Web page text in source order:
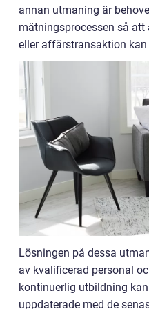
annan utmaning är
mätningsprocessen så
eller affärstransaktion
Lösningen på dessa
av kvalificerad personal
kontinuerlig utbildning
uppdaterade med de